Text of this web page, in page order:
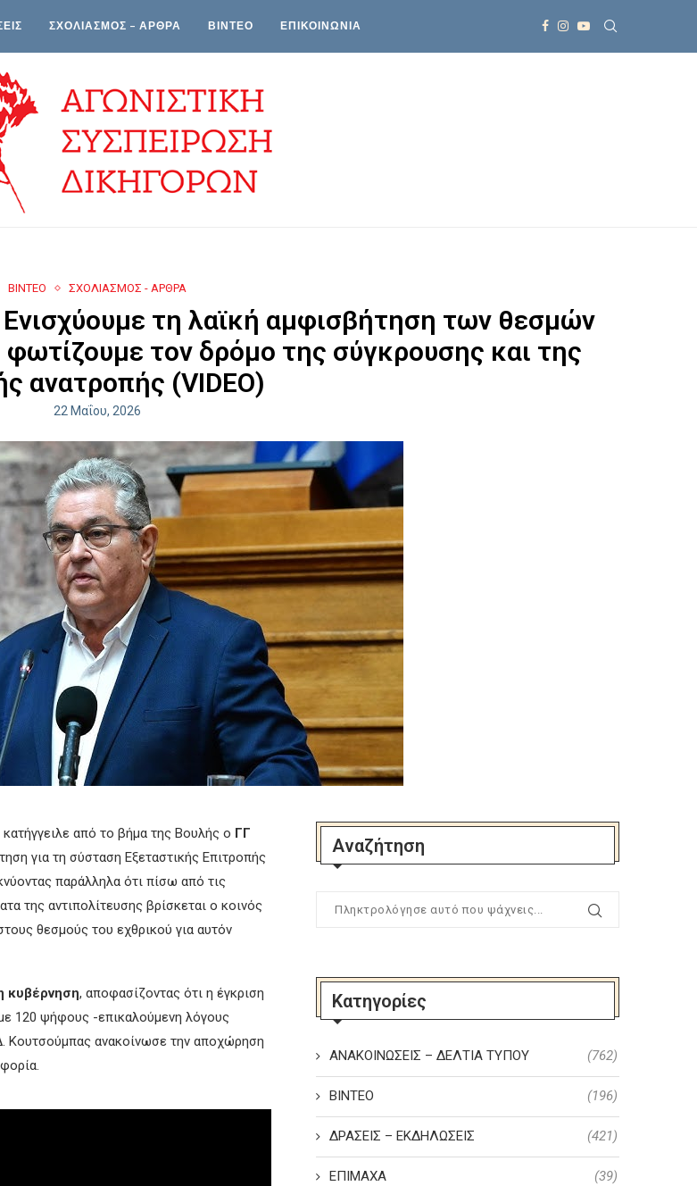
ΣΧΟΛΙΑΣΜΟΣ – ΑΡΘΡΑ ΒΙΝΤΕΟ ΕΠΙΚΟΙΝΩΝΙΑ
ΒΙΝΤΕΟ ΣΧΟΛΙΑΣΜΟΣ - ΑΡΘΡΑ
τη λαϊκή αμφισβήτηση των θεσμών
τον δρόμο της σύγκρουσης και της
ανατροπής (VIDEO)
22 Μαΐου, 2026
από το βήμα της Βουλής ο ΓΓ
για τη σύσταση Εξεταστικής Επιτροπής
παράλληλα ότι πίσω από τις
της αντιπολίτευσης βρίσκεται ο κοινός
θεσμούς του εχθρικού για αυτόν
κυβέρνηση, αποφασίζοντας ότι η έγκριση
120 ψήφους -επικαλούμενη λόγους
Κουτσούμπας ανακοίνωσε την αποχώρηση
Αναζήτηση
Κατηγορίες
ΑΝΑΚΟΙΝΩΣΕΙΣ – ΔΕΛΤΙΑ ΤΥΠΟΥ (762)
ΒΙΝΤΕΟ (196)
ΔΡΑΣΕΙΣ – ΕΚΔΗΛΩΣΕΙΣ (421)
ΕΠΙΜΑΧΑ (39)